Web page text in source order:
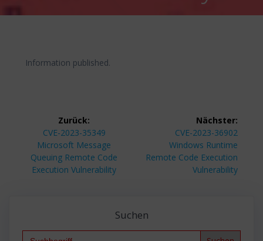
Information published.
Beitragsnavigation
Zurück:
Vorheriger
Beitrag:
CVE-2023-35349
Microsoft Message
Queuing Remote Code
Execution Vulnerability
Nächster:
Nächster
Beitrag:
CVE-2023-36902
Windows Runtime
Remote Code Execution
Vulnerability
Suchen
Search